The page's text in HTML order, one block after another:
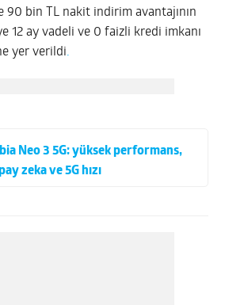
90 bin TL nakit indirim avantajının
12 ay vadeli ve 0 faizli kredi imkanı
yer verildi.
Neo 3 5G: yüksek performans,
zeka ve 5G hızı